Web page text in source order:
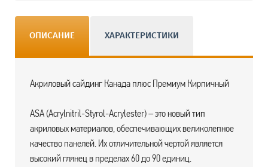
ОПИСАНИЕ ХАРАКТЕРИСТИКИ
Акриловый сайдинг Канада плюс Премиум Кирпичный
ASA (Acrylnitril-Styrol-Acrylester) – это новый тип
акриловых материалов, обеспечивающих великолепное
качество панелей. Их отличительной чертой является
высокий глянец в пределах 60 до 90 единиц.